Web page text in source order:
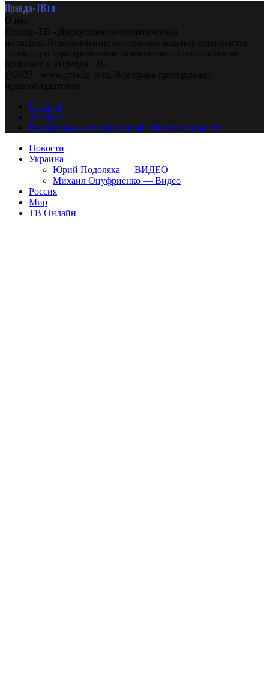
Правда-ТВ.ru
О нас
Правда-ТВ - Дискуссионно политическая
площадка.Использование материалов издания допускается
только при одновременном размещении гиперссылки на
оригинал в «Правда-ТВ»
@2023 - www.pravda-tv.ru. Все права принадлежат
правообладателям.
Главная
Авторам
Владельцам авторских прав. Ответственности.
Новости
Украина
Юрий Подоляка — ВИДЕО
Михаил Онуфриенко — Видео
Россия
Мир
ТВ Онлайн